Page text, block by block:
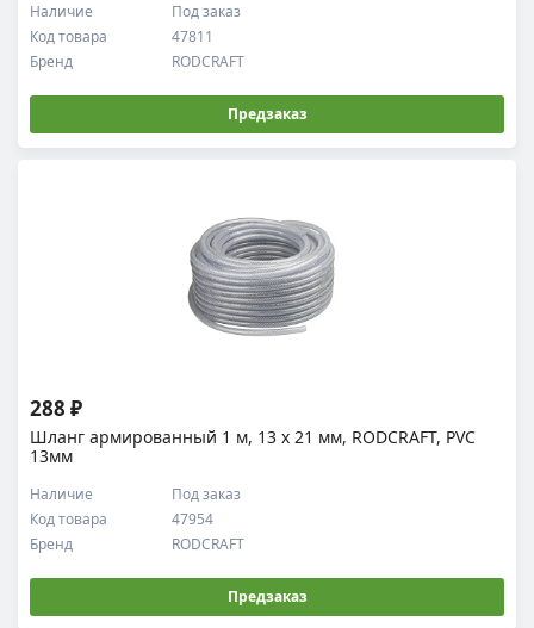
Код товара 47811
Наличие Под заказ
Бренд RODCRAFT
Предзаказ
Шланг армированный 1 м, 13 х 21 мм, RODCRAFT, PVC
13мм
Код товара 47954
Наличие Под заказ
Бренд RODCRAFT
288 ₽
Предзаказ